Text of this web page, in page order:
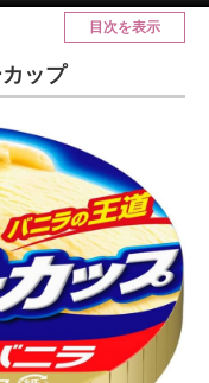
目次を表示
ップ